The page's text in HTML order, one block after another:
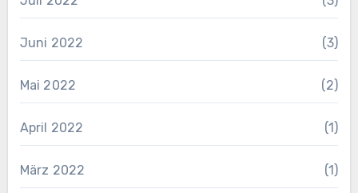
Juni 2022 (3)
Mai 2022 (2)
April 2022 (1)
März 2022 (1)